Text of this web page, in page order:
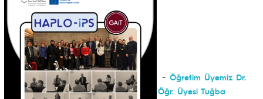
- Öğretim Üyemiz Dr.
Öğr. Üyesi Tuğba